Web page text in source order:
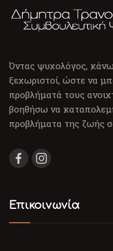
Όντας ψυχολόγος,
ξεχωριστοί, ώστε να
προβλήματά τους
βοηθήσω να
προβλήματα της ζωής
Επικοινωνία